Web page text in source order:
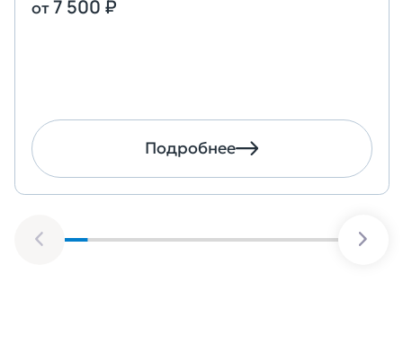
от7 500 ₽
Подробнее